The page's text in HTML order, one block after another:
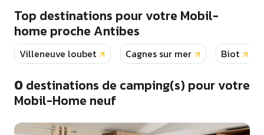
Top destinations pour votre Mobil-
home proche Antibes
Villeneuve loubet Cagnes sur mer Biot
0destinations de camping(s) pour votre
Mobil-Home neuf